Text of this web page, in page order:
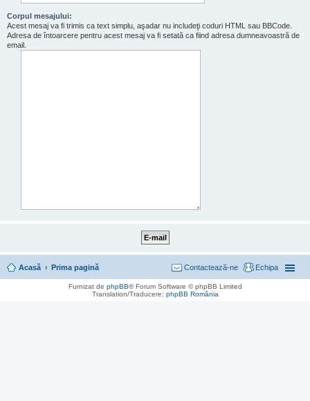
Corpul mesajului:
Acest mesaj va fi trimis ca text simplu, aşadar nu includeţi coduri HTML sau BBCode.
Adresa de întoarcere pentru acest mesaj va fi setată ca fiind adresa dumneavoastră de
email.
Acasă Prima pagină Echipa
Contactează-ne
Furnizat de phpBB® Forum Software © phpBB Limited
Translation/Traducere: phpBB România